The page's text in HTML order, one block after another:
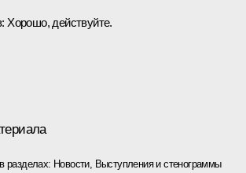
Хорошо, действуйте.
разделах: Новости, Выступления и стенограммы